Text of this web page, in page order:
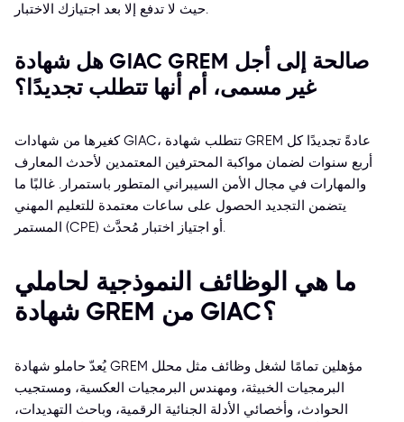
حيث لا تدفع إلا بعد اجتيازك الاختبار.
هل شهادة GIAC GREM صالحة إلى أجل
غير مسمى، أم أنها تتطلب تجديدًا؟
كغيرها من شهادات GIAC، تتطلب شهادة GREM عادةً تجديدًا كل
أربع سنوات لضمان مواكبة المحترفين المعتمدين لأحدث المعارف
والمهارات في مجال الأمن السيبراني المتطور باستمرار. غالبًا ما
يتضمن التجديد الحصول على ساعات معتمدة للتعليم المهني
المستمر (CPE) أو اجتياز اختبار مُحدَّث.
ما هي الوظائف النموذجية لحاملي
شهادة GREM من GIAC؟
يُعدّ حاملو شهادة GREM مؤهلين تمامًا لشغل وظائف مثل محلل
البرمجيات الخبيثة، ومهندس البرمجيات العكسية، ومستجيب
الحوادث، وأخصائي الأدلة الجنائية الرقمية، وباحث التهديدات،